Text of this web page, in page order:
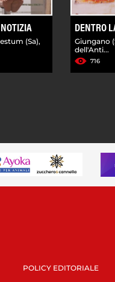
(Sa),
DENTRO
Giungano
dell'Anti...
716
POLICY EDITORIALE